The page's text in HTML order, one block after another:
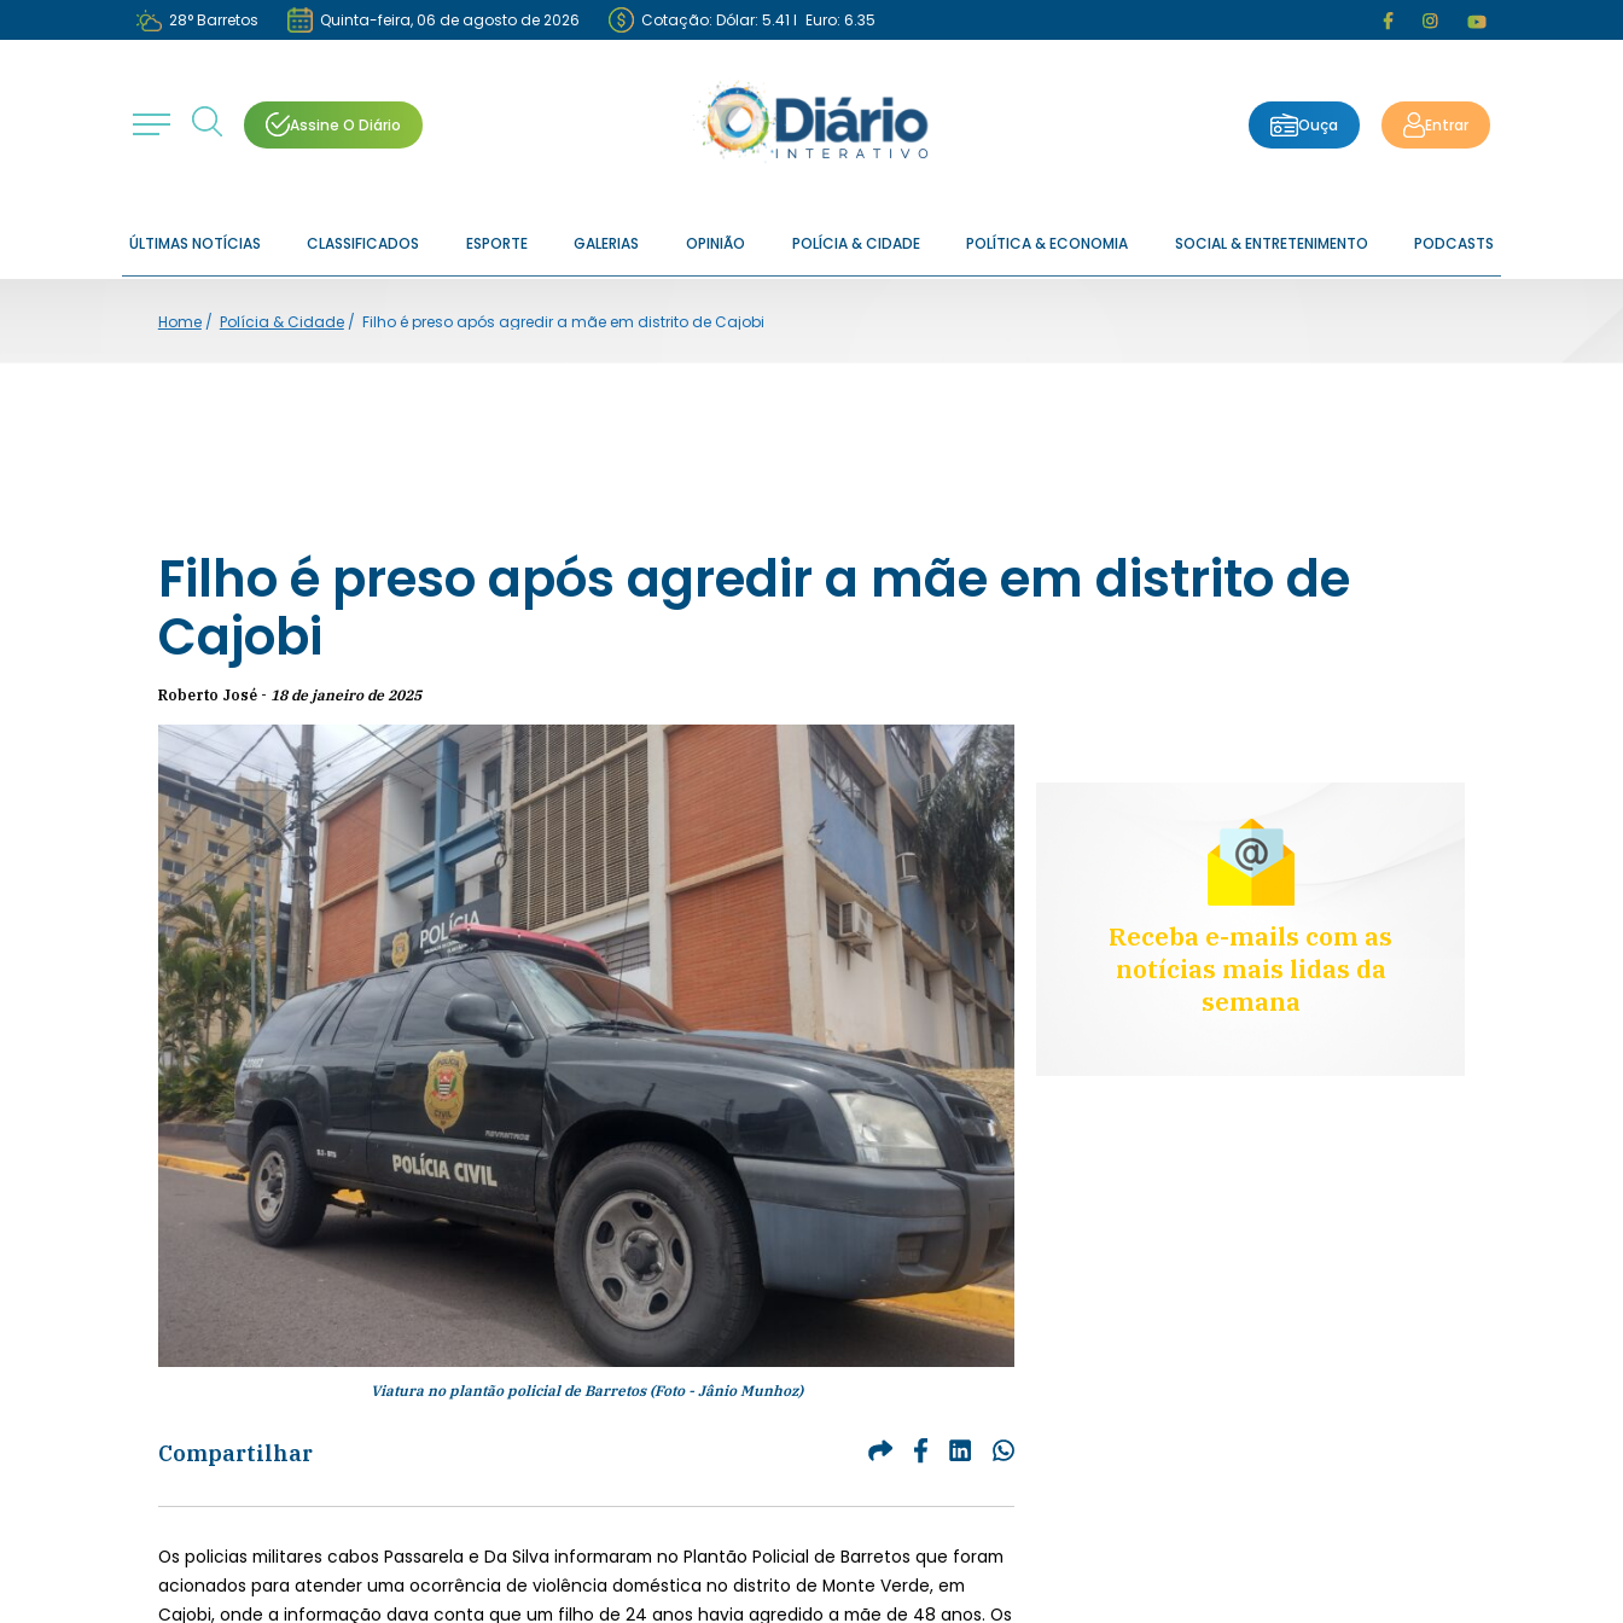
28°Barretos Quinta-feira, 06 de agosto de 2026 Cotação: Dólar: 5.41 I Euro: 6.35
Assine O Diário Ouça Entrar
ÚLTIMAS NOTÍCIAS CLASSIFICADOS ESPORTE GALERIAS OPINIÃO POLÍCIA & CIDADE POLÍTICA & ECONOMIA SOCIAL & ENTRETENIMENTO PODCASTS
Home/ Polícia & Cidade/ Filho é preso após agredir a mãe em distrito de Cajobi
Filho é preso após agredir a mãe em distrito de
Cajobi
Roberto José - 18 de janeiro de 2025
Viatura no plantão policial de Barretos (Foto - Jânio Munhoz)
Compartilhar
Os policias militares cabos Passarela e Da Silva informaram no Plantão Policial de Barretos que foram
acionados para atender uma ocorrência de violência doméstica no distrito de Monte Verde, em
Cajobi, onde a informação dava conta que um filho de 24 anos havia agredido a mãe de 48 anos. Os
Receba e-mails com as
notícias mais lidas da
semana